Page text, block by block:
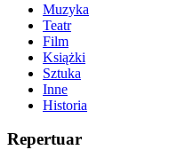
Muzyka
Teatr
Film
Książki
Sztuka
Inne
Historia
Repertuar